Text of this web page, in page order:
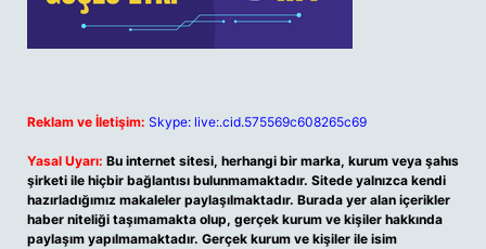
Reklam ve İletişim: Skype: live:.cid.575569c608265c69
Yasal Uyarı: Bu internet sitesi, herhangi bir marka, kurum veya şahıs
şirketi ile hiçbir bağlantısı bulunmamaktadır. Sitede yalnızca kendi
hazırladığımız makaleler paylaşılmaktadır. Burada yer alan içerikler
haber niteliği taşımamakta olup, gerçek kurum ve kişiler hakkında
paylaşım yapılmamaktadır. Gerçek kurum ve kişiler ile isim